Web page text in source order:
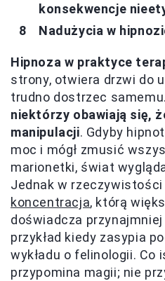
konsekwencje
Nadużycia w
Hipnoza w praktyce
strony, otwiera drzwi do
trudno dostrzec
niektórzy obawiają się,
manipulacji. Gdyby
moc i mógł zmusić
marionetki, świat
Jednak w
koncentracja, którą
doświadcza
przykład kiedy zasypia
wykładu o felinologii. Co
przypomina magii; nie